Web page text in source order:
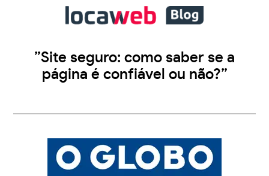
”Site seguro: como saber se a
página é confiável ou não?”